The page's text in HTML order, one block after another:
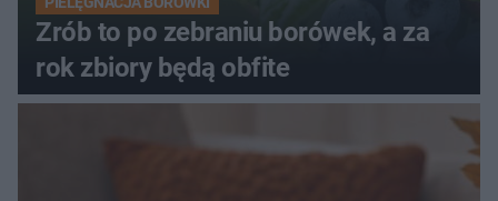
Zrób to po zebraniu borówek, a za
rok zbiory będą obfite